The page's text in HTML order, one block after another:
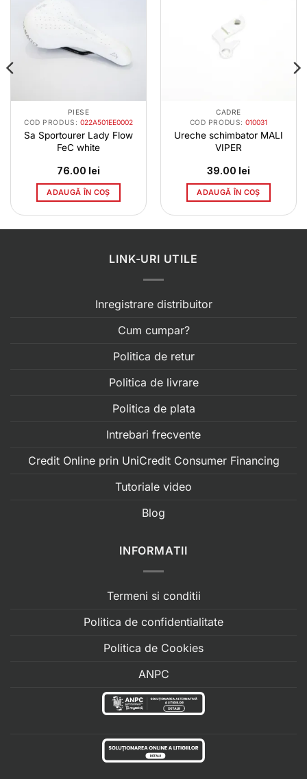
PIESE
COD PRODUS: 022A501EE0002
Sa Sportourer Lady Flow
FeC white
76.00 lei
ADAUGĂ ÎN COȘ
CADRE
COD PRODUS:010031
Ureche schimbator MALI
VIPER
39.00 lei
ADAUGĂ ÎN COȘ
LINK-URI UTILE
Inregistrare distribuitor
Cum cumpar?
Politica de retur
Politica de livrare
Politica de plata
Intrebari frecvente
Credit Online prin UniCredit Consumer Financing
Tutoriale video
Blog
INFORMATII
Termeni si conditii
Politica de confidentialitate
Politica de Cookies
ANPC